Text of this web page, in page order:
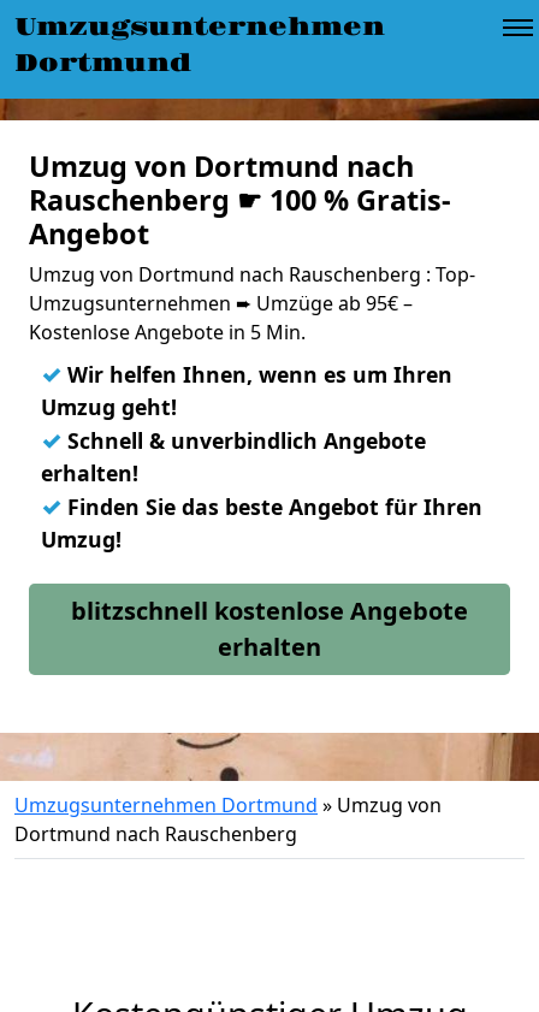
Umzugsunternehmen
Dortmund
Umzug von Dortmund nach
Rauschenberg ☛ 100 % Gratis-
Angebot
Umzug von Dortmund nach Rauschenberg : Top-
Umzugsunternehmen ➨ Umzüge ab 95€ –
Kostenlose Angebote in 5 Min.
✓ Wir helfen Ihnen, wenn es um Ihren
Umzug geht!
✓ Schnell & unverbindlich Angebote
erhalten!
✓ Finden Sie das beste Angebot für Ihren
Umzug!
blitzschnell kostenlose Angebote
erhalten
Umzugsunternehmen Dortmund » Umzug von
Dortmund nach Rauschenberg